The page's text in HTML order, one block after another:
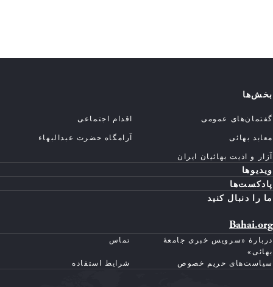
بخش‌ها
گفتمان‌های عمومی
اقدام اجتماعی
معابد بهائی
آرامگاه حضرت عبدالبهاء
آزار و اذیت بهائیان ایران
ویدیوها
پادکست‌ها
ما را دنبال کنید
Bahai.org
دربارهٔ «سرویس خبری جامعهٔ
بهائی»
تماس
سیاست‌های حریم خصوص شرایط استفاده